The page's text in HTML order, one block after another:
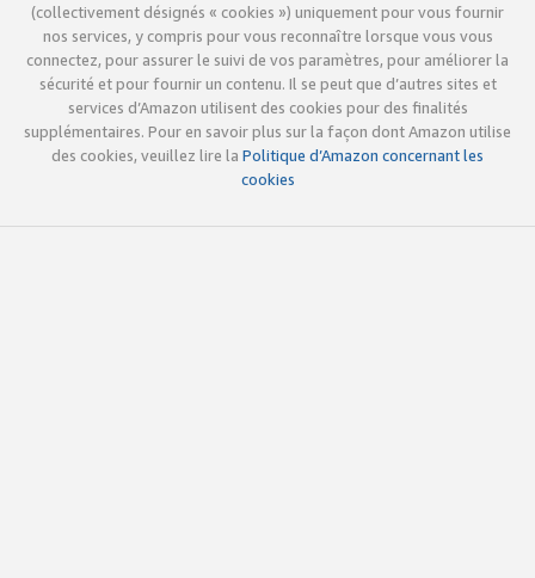
(collectivement désignés « cookies ») uniquement pour vous fournir
nos services, y compris pour vous reconnaître lorsque vous vous
connectez, pour assurer le suivi de vos paramètres, pour améliorer la
sécurité et pour fournir un contenu. Il se peut que d’autres sites et
services d’Amazon utilisent des cookies pour des finalités
supplémentaires. Pour en savoir plus sur la façon dont Amazon utilise
des cookies, veuillez lire la Politique d’Amazon concernant les
cookies